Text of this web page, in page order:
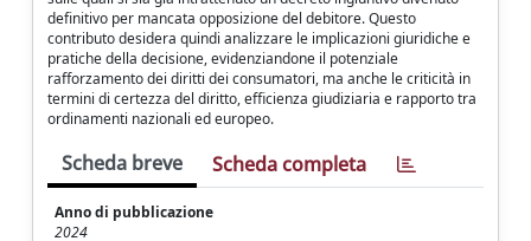
definitivo per mancata opposizione del debitore. Questo
contributo desidera quindi analizzare le implicazioni giuridiche e
pratiche della decisione, evidenziandone il potenziale
rafforzamento dei diritti dei consumatori, ma anche le criticità in
termini di certezza del diritto, efficienza giudiziaria e rapporto tra
ordinamenti nazionali ed europeo.
Scheda breve Scheda completa
Anno di pubblicazione
2024